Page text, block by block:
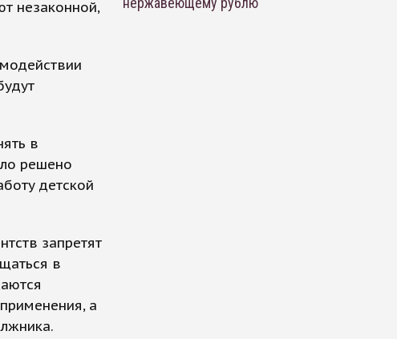
незаконной,
в
решено
детской
запретят
в
а